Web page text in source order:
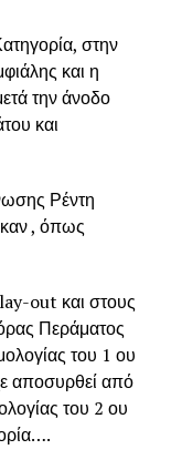
στην
και η
την άνοδο
και
Ρέντη
, όπως
out και στους
Περάματος
του 1 ου
αποσυρθεί από
του 2 ου